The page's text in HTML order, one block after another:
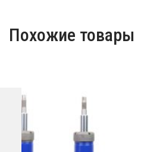
Похожие товары